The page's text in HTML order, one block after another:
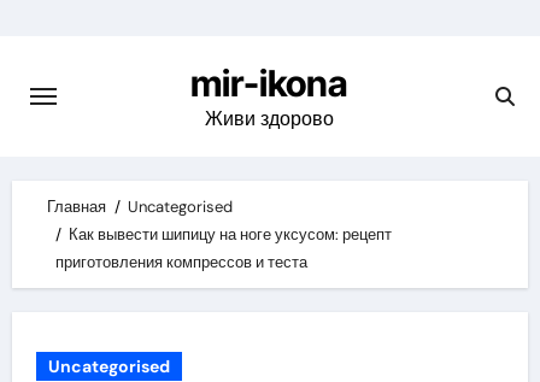
content
mir-ikona
Живи здорово
Главная
Uncategorised
Как вывести шипицу на ноге уксусом: рецепт
приготовления компрессов и теста
Uncategorised